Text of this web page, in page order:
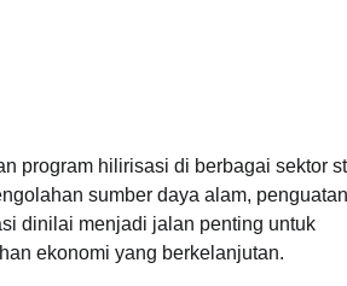
program hilirisasi di berbagai sektor
sumber daya alam, penguatan
dinilai menjadi jalan penting untuk
ekonomi yang berkelanjutan.